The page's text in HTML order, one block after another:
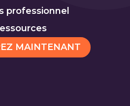
professionnel
MAINTENANT